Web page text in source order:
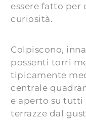
essere fatto per
curiosità.
Colpiscono,
possenti torri
tipicamente
centrale
e aperto su
terrazze dal